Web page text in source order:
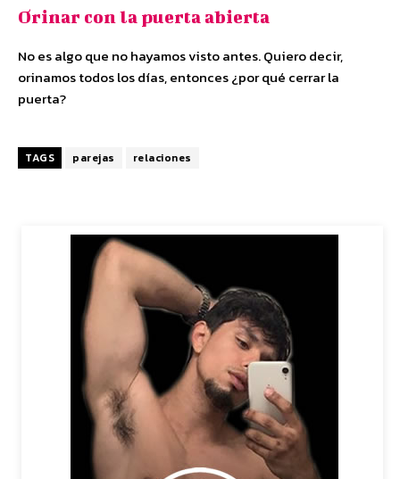
Orinar con la puerta abierta
No es algo que no hayamos visto antes. Quiero decir,
orinamos todos los días, entonces ¿por qué cerrar la
puerta?
TAGS parejas relaciones